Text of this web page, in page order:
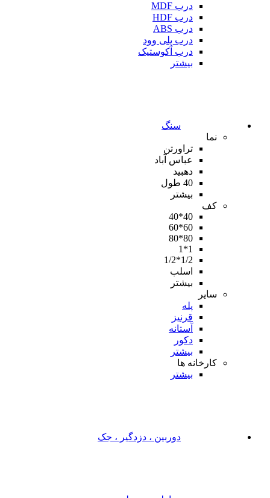
درب MDF
درب HDF
درب ABS
درب پلی وود
درب آکوستیک
بیشتر
سنگ
نما
تراورتن
عباس آباد
دهبید
40 طول
بیشتر
کف
40*40
60*60
80*80
1*1
1/2*1/2
اسلب
بیشتر
سایر
پله
قرنیز
آستانه
دکور
بیشتر
کارخانه ها
بیشتر
دوربین ، دزدگیر ، جک